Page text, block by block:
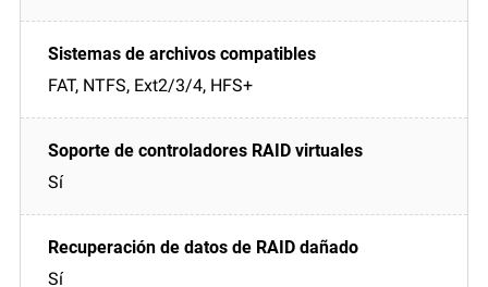
FAT, NTFS, Ext2/3/4, HFS+
Sí
Sí